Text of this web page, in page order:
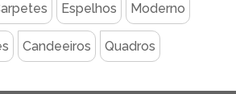
Espelhos Moderno
Candeeiros Quadros